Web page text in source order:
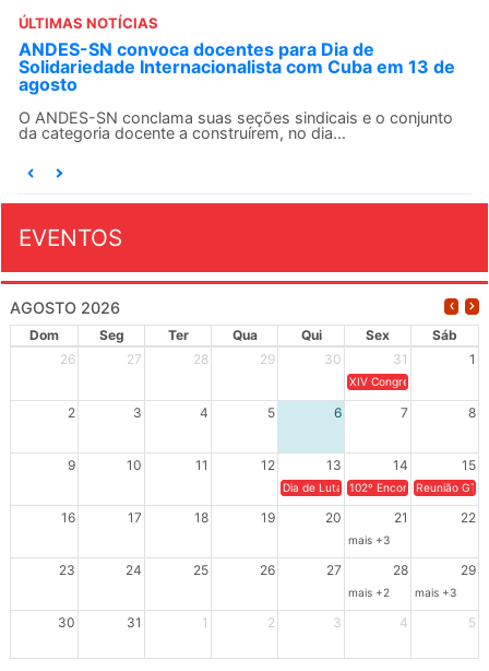
ÚLTIMAS NOTÍCIAS
ANDES-SN convoca docentes para Dia de
Solidariedade Internacionalista com Cuba em 13 de
agosto
O ANDES-SN conclama suas seções sindicais e o conjunto
da categoria docente a construírem, no dia...
EVENTOS
AGOSTO 2026
Dom Seg Ter Qua Qui Sex
Sáb
26
27 28 29 30 31 1
XIV Congresso Brasileiro
2 3 4 5 6 7 8
9 10 11 12 13 14 15
Dia de Luta em Defesa de Cuba e da
102º Encontro da
Reunião
16 17 18 19 20 21 22
mais +3
23 24 25 26 27 28 29
mais +2 mais +3
30 31 1 2 3 4 5